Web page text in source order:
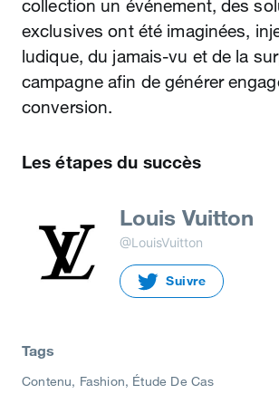
collection un événement, des
exclusives ont été imaginées,
ludique, du jamais-vu et de la
campagne afin de générer
conversion.
Les étapes du succès
Louis Vuitton
@LouisVuitton
Suivre
Tags
Contenu Fashion Étude De Cas